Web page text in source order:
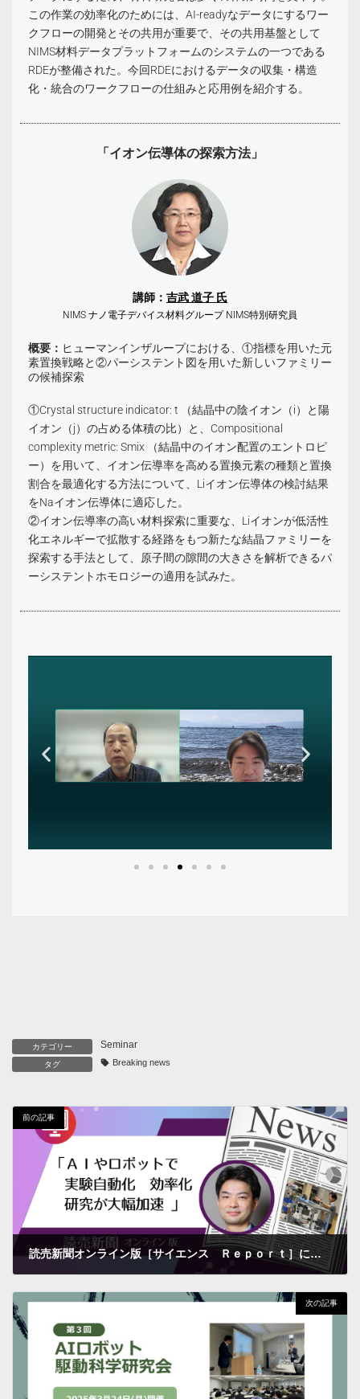
この作業の効率化のためには、AI-readyなデータにするワー
クフローの開発とその共用が重要で、その共用基盤として
NIMS材料データプラットフォームのシステムの一つである
RDEが整備された。今回RDEにおけるデータの収集・構造
化・統合のワークフローの仕組みと応用例を紹介する。
「イオン伝導体の探索方法」
講師： 吉武 道子 氏
NIMS ナノ電子デバイス材料グループ NIMS特別研究員
概要： ヒューマンインザループにおける、①指標を用いた元
素置換戦略と②パーシステント図を用いた新しいファミリー
の候補探索
①Crystal structure indicator: t （結晶中の陰イオン（i）と陽
イオン（j）の占める体積の比）と、Compositional
complexity metric: Smix （結晶中のイオン配置のエントロピ
ー）を用いて、イオン伝導率を高める置換元素の種類と置換
割合を最適化する方法について、Liイオン伝導体の検討結果
をNaイオン伝導体に適応した。
②イオン伝導率の高い材料探索に重要な、Liイオンが低活性
化エネルギーで拡散する経路をもつ新たな結晶ファミリーを
探索する手法として、原子間の隙間の大きさを解析できるパ
ーシステントホモロジーの適用を試みた。
カテゴリー Seminar
タグ Breaking news
前の記事
読売新聞オンライン版［サイエンス Ｒｅｐｏｒｔ］に、長藤PLの取組みが報道されました
次の記事